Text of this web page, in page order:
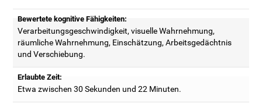
Bewertete kognitive Fähigkeiten:
Verarbeitungsgeschwindigkeit, visuelle Wahrnehmung,
räumliche Wahrnehmung, Einschätzung, Arbeitsgedächtnis
und Verschiebung.
Erlaubte Zeit:
Etwa zwischen 30 Sekunden und 22 Minuten.